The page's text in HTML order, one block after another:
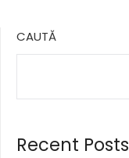
CAUTĂ
Recent Posts